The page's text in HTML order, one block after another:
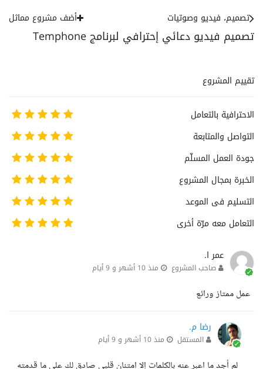
تصميم فيديو دعائي إحترافي لبرنامج Temphone
تصميم، فيديو وصوتيات أضف مشروع مماثل
تقييم المشروع
الاحترافية بالتعامل
التواصل والمتابعة
جودة العمل المسلّم
الخبرة بمجال المشروع
التسليم فى الموعد
التعامل معه مرّة أخرى
عمر ا.
صاحب المشروع منذ 10 أشهر و 9 أيام
عمل ممتاز ورائع
رضا م.
المستقل منذ 10 أشهر و 9 أيام
لم أجد ما اعبر عنه بالكلمات إلا امتنان قلبي صادق لك على ما قدمته